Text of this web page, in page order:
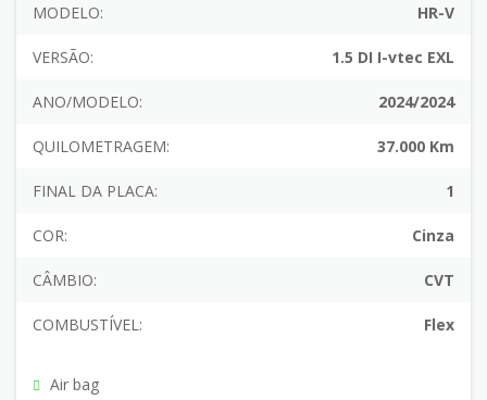
MODELO: HR-V
VERSÃO: 1.5 DI I-vtec EXL
ANO/MODELO: 2024/2024
QUILOMETRAGEM: 37.000 Km
FINAL DA PLACA: 1
COR: Cinza
CÂMBIO: CVT
COMBUSTÍVEL: Flex
Air bag